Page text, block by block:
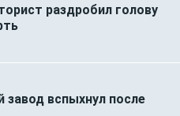
раздробил голову
вспыхнул после